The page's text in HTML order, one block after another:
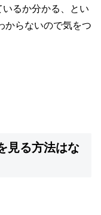
るか分かる、とい
からないので気をつ
見る方法はな